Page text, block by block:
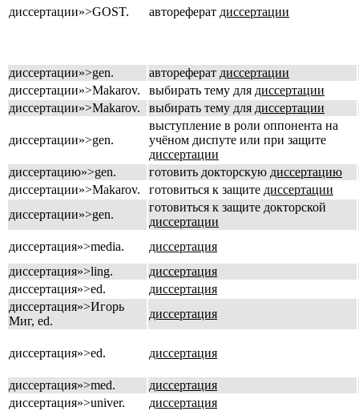
диссертации»>GOST. автореферат диссертации
диссертации»>gen. автореферат диссертации
диссертации»>Makarov.
выбирать тему для диссертации
диссертации»>Makarov.
выбирать тему для диссертации
диссертации»>gen.
выступление в роли оппонента на
учёном диспуте или при защите
диссертации
диссертацию»>gen.
готовить докторскую диссертацию
диссертации»>Makarov.
готовиться к защите диссертации
диссертации»>gen.
готовиться к защите докторской
диссертации
диссертация»>media.
диссертация
диссертация»>ling.
диссертация
диссертация»>ed.
диссертация
диссертация»>Игорь
Миг, ed.
диссертация
диссертация»>ed. диссертация
диссертация»>med.
диссертация
диссертация»>univer.
диссертация